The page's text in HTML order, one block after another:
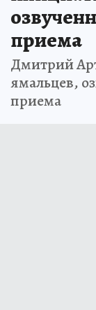
приема
Дмитрий
ямальцев,
приема